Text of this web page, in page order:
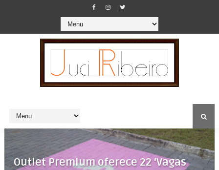
Outlet Premium oferece 22 ‘Vagas